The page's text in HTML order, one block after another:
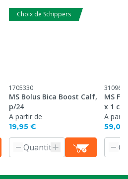
Choix de Schippers
1705330
MS Bolus Bica Boost Calf,
p/24
A partir de
19,95 €
3109662
MS
x 1
A
59,00